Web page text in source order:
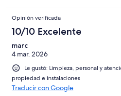
Opinión verificada
10/10 Excelente
marc
4 mar. 2026
Le gustó: Limpieza, personal y
propiedad e instalaciones
Traducir con Google